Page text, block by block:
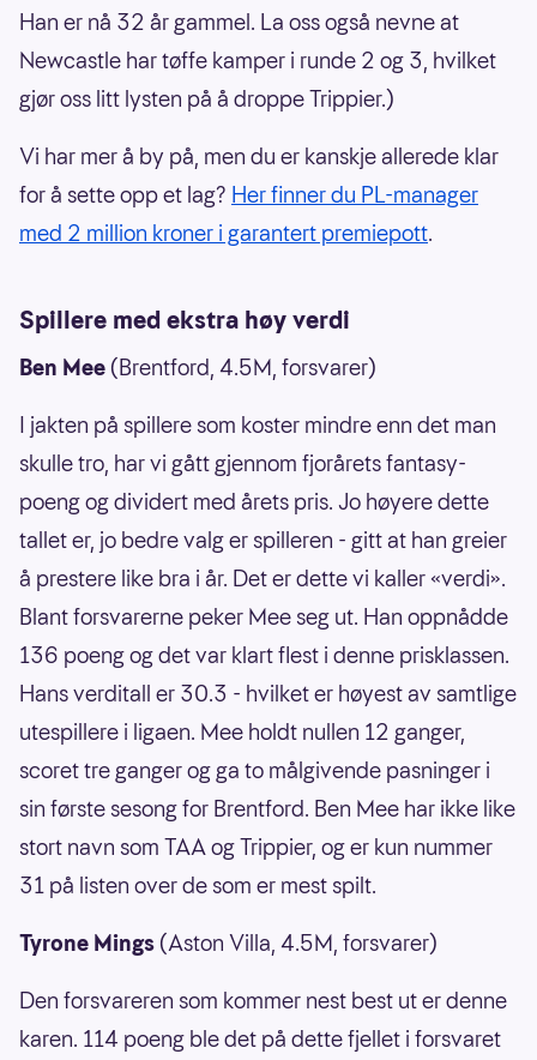
Han er nå 32 år gammel. La oss også nevne at
Newcastle har tøffe kamper i runde 2 og 3, hvilket
gjør oss litt lysten på å droppe Trippier.)
Vi har mer å by på, men du er kanskje allerede klar
for å sette opp et lag? Her finner du PL-manager
med 2 million kroner i garantert premiepott.
Spillere med ekstra høy verdi
Ben Mee (Brentford, 4.5M, forsvarer)
I jakten på spillere som koster mindre enn det man
skulle tro, har vi gått gjennom fjorårets fantasy-
poeng og dividert med årets pris. Jo høyere dette
tallet er, jo bedre valg er spilleren - gitt at han greier
å prestere like bra i år. Det er dette vi kaller «verdi».
Blant forsvarerne peker Mee seg ut. Han oppnådde
136 poeng og det var klart flest i denne prisklassen.
Hans verditall er 30.3 - hvilket er høyest av samtlige
utespillere i ligaen. Mee holdt nullen 12 ganger,
scoret tre ganger og ga to målgivende pasninger i
sin første sesong for Brentford. Ben Mee har ikke like
stort navn som TAA og Trippier, og er kun nummer
31 på listen over de som er mest spilt.
Tyrone Mings (Aston Villa, 4.5M, forsvarer)
Den forsvareren som kommer nest best ut er denne
karen. 114 poeng ble det på dette fjellet i forsvaret